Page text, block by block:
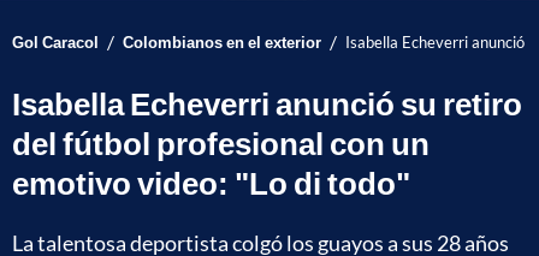
Gol Caracol / Colombianos en el exterior / Isabella Echeverri anunció
Isabella Echeverri anunció su retiro
del fútbol profesional con un
emotivo video: "Lo di todo"
La talentosa deportista colgó los guayos a sus 28 años